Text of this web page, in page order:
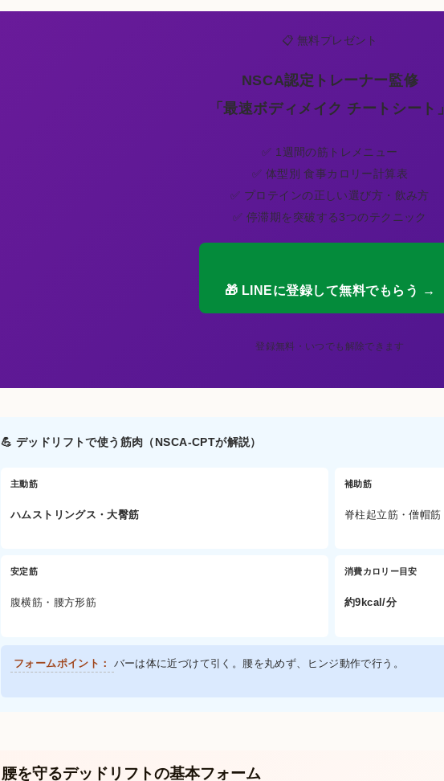
📋 無料プレゼント
NSCA認定トレーナー監修
「最速ボディメイク チートシート」
✅ 1週間の筋トレメニュー
✅ 体型別 食事カロリー計算表
✅ プロテインの正しい選び方・飲み方
✅ 停滞期を突破する3つのテクニック
🎁 LINEに登録して無料でもらう →
登録無料・いつでも解除できます
💪 デッドリフトで使う筋肉（NSCA-CPTが解説）
主動筋
ハムストリングス・大臀筋
補助筋
脊柱起立筋・僧帽筋
安定筋
腹横筋・腰方形筋
消費カロリー目安
約9kcal/分
フォームポイント： バーは体に近づけて引く。腰を丸めず、ヒンジ動作で行う。
腰を守るデッドリフトの基本フォーム